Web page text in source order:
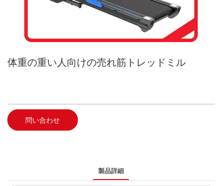
体重の重い人向けの売れ筋トレッドミル
問い合わせ
製品詳細